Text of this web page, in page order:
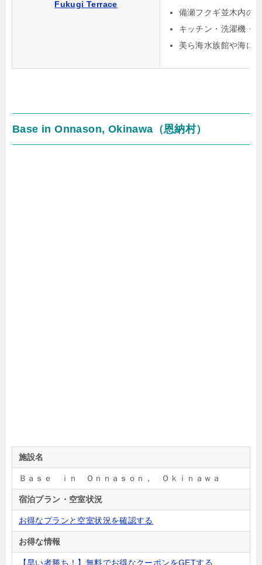
Fukugi Terrace
備瀬フクギ並木内の
キッチン・洗濯機・
美ら海水族館や海に
Base in Onnason, Okinawa（恩納村）
施設名
Ｂａｓｅ ｉｎ Ｏｎｎａｓｏｎ， Ｏｋｉｎａｗａ
宿泊プラン・空室状況
お得なプランと空室状況を確認する
お得な情報
【早い者勝ち！】無料でお得なクーポンをGETする